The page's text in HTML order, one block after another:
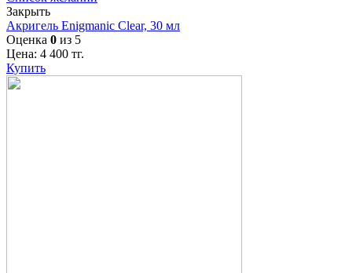
Закрыть
Акригель Enigmanic Clear, 30 мл
Оценка 0 из 5
Цена: 4 400 тг.
Купить